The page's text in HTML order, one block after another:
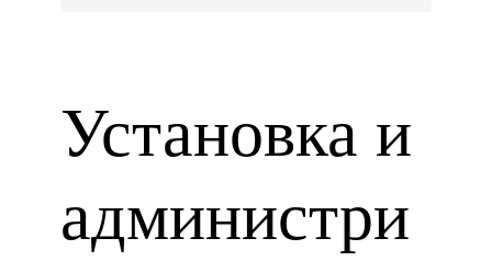
Установка и
администри